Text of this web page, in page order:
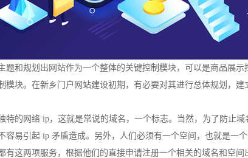
题和规划出网站作为一个整体的关键控制模块，可以是商品展
模块。在新乡门户网站建设初期，有必要对其进行总体规划，
特的网络 ip，这就是常说的域名，一个标志。当然，为了防止
容易引起 ip 矛盾造成。另外，人们必须有一个空间，也就是一
有这两项服务，根据他们的直接申请注册一个相关的域名和空